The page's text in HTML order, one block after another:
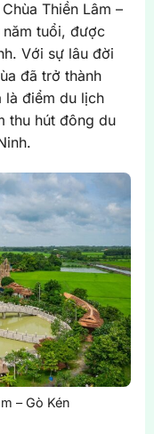
Thiền Lâm –
tuổi, được
Với sự lâu đời
đã trở thành
là điểm du lịch
thu hút đông du
– Gò Kén